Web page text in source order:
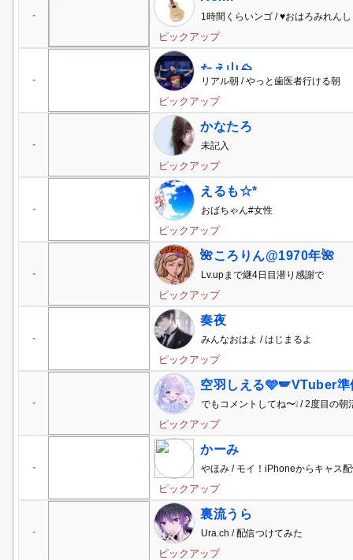
- 1時間くらいンゴ / ♥️おはろみれん
ピックアップ
- リアル朝 / やっと歯医者行ける朝
ピックアップ
たえ山⛰️
- 未記入
ピックアップ
かなたろ
- おばちゃん#女性
ピックアップ
えるも☆*
- Lv.upまで継4日目潜り感謝で
ピックアップ
🌺ころりん@1970年🌺
- みんなおはよ / はじまるよ
ピックアップ
奏夜
-
でもコメントしてね〜❕ / 2度目の
い♡♡
ピックアップ
空羽しえる🩵🪽‪VTuber準
- やほみ / モイ！iPhoneからキャス
ピックアップ
かーみ
- Ura.ch / 配信つけてみた
ピックアップ
裏流うら